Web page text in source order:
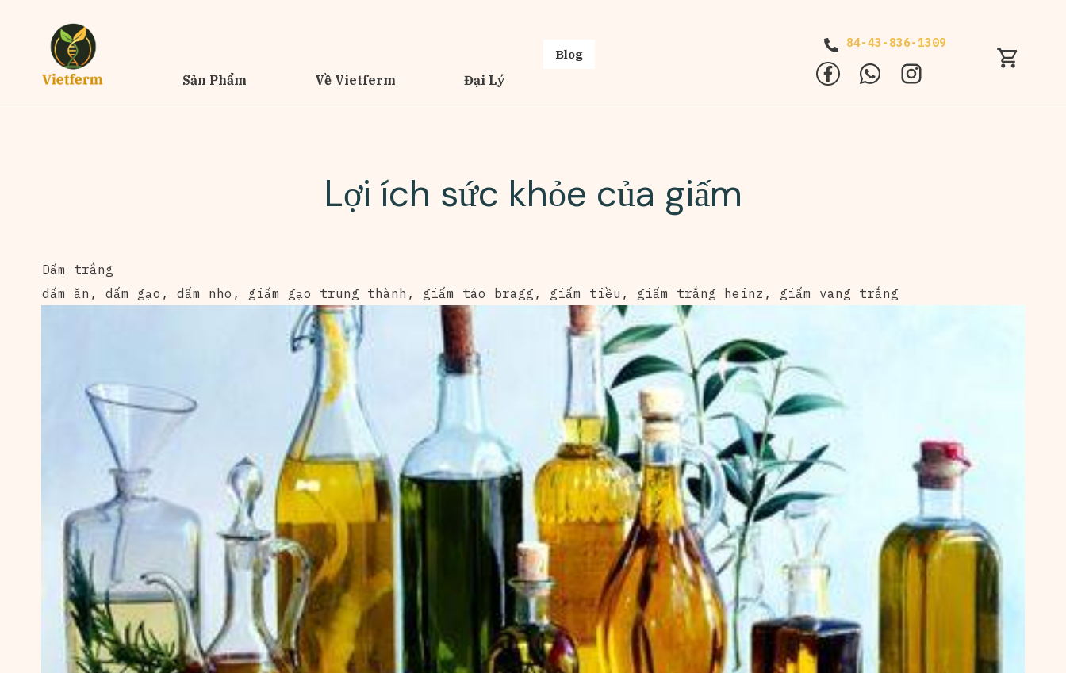
Sản Phẩm Về Vietferm Đại Lý
Blog
84-43-836-1309
Lợi ích sức khỏe của giấm
Dấm trắng
dấm ăn , dấm gạo , dấm nho , giấm gạo trung thành , giấm táo bragg , giấm tiều , giấm trắng heinz , giấm vang trắng